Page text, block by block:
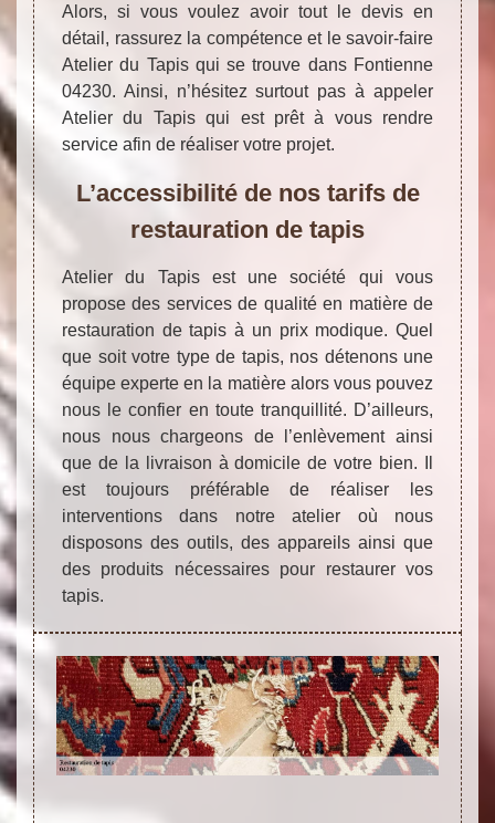
Alors, si vous voulez avoir tout le devis en
détail, rassurez la compétence et le savoir-faire
Atelier du Tapis qui se trouve dans Fontienne
04230. Ainsi, n’hésitez surtout pas à appeler
Atelier du Tapis qui est prêt à vous rendre
service afin de réaliser votre projet.
L’accessibilité de nos tarifs de
restauration de tapis
Atelier du Tapis est une société qui vous
propose des services de qualité en matière de
restauration de tapis à un prix modique. Quel
que soit votre type de tapis, nos détenons une
équipe experte en la matière alors vous pouvez
nous le confier en toute tranquillité. D’ailleurs,
nous nous chargeons de l’enlèvement ainsi
que de la livraison à domicile de votre bien. Il
est toujours préférable de réaliser les
interventions dans notre atelier où nous
disposons des outils, des appareils ainsi que
des produits nécessaires pour restaurer vos
tapis.